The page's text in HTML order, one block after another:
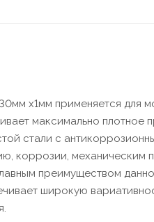
х1мм применяется для
максимально плотное
стали с
коррозии,
преимуществом
широкую